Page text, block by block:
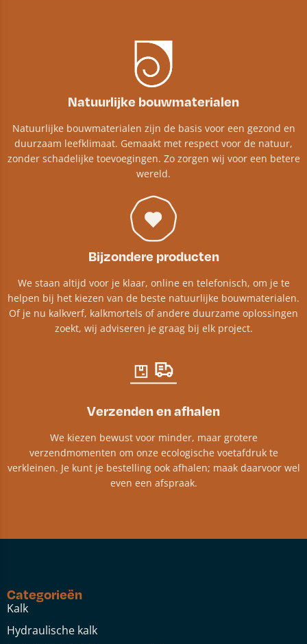
Natuurlijke bouwmaterialen
Natuurlijke bouwmaterialen zijn de basis voor een gezond en
duurzaam leefklimaat. Gemaakt met respect voor de natuur,
zonder schadelijke toevoegingen. Zo zorgen wij voor een betere
wereld.
Bijzondere producten
We staan altijd voor je klaar, online en telefonisch, om je te
helpen bij het kiezen van de beste natuurlijke bouwmaterialen.
Of je nu kalkverf, kalkmortels of andere duurzame oplossingen
zoekt, wij adviseren je graag bij elk project.​
Verzenden en afhalen
We kiezen bewust voor minder, maar grotere
verzendmomenten om onze ecologische voetafdruk te
verkleinen. Je kunt je bestelling ook afhalen; maak daarvoor wel
even een afspraak.
Categorieën
Kalk
Hydraulische kalk